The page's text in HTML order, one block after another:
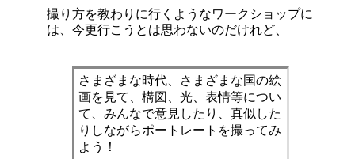
撮り方を教わりに行くようなワークショップに
は、今更行こうとは思わないのだけれど、
さまざまな時代、さまざまな国の絵
画を見て、構図、光、表情等につい
て、みんなで意見したり、真似した
りしながらポートレートを撮ってみ
よう！